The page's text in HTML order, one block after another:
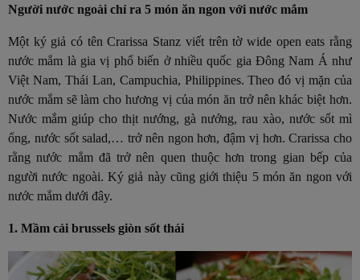
Người nước ngoài chỉ ra 5 món ăn ngon với nước mắm
Một ký giả có tên Crarissa Stanz viết trên tờ wide open eats rằng
nước mắm là gia vị phổ biến ở nhiều quốc gia Đông Nam Á như
Việt Nam, Thái Lan, Campuchia, Philippines. Theo đó vị mặn của
nước mắm sẽ làm cho hương vị của món ăn trở nên khác biệt hơn.
Nước mắm giúp cho thịt nướng, gà nướng, rau xào, nước sốt mì
ống, nước sốt salad,… trở nên ngon hơn, đậm vị hơn. Crarissa cho
rằng nước mắm đã trở nên quen thuộc hơn trong gian bếp của
người nước ngoài. Ký giả này cũng giới thiệu 5 món ăn ngon với
nước mắm dưới đây.
1. Mầm cải brussels giòn sốt thái